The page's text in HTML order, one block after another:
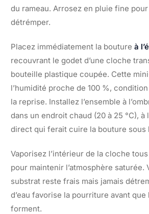
du rameau. Arrosez en pluie fine
détrémper.
Placez immédiatement la bouture à
recouvrant le godet d’une cloche
bouteille plastique coupée. Cette
l’humidité proche de 100 %,
la reprise. Installez l’ensemble à
dans un endroit chaud (20 à 25 °C), à
direct qui ferait cuire la bouture sous
Vaporisez l’intérieur de la cloche
pour maintenir l’atmosphère saturée.
substrat reste frais mais jamais
d’eau favorise la pourriture avant
forment.